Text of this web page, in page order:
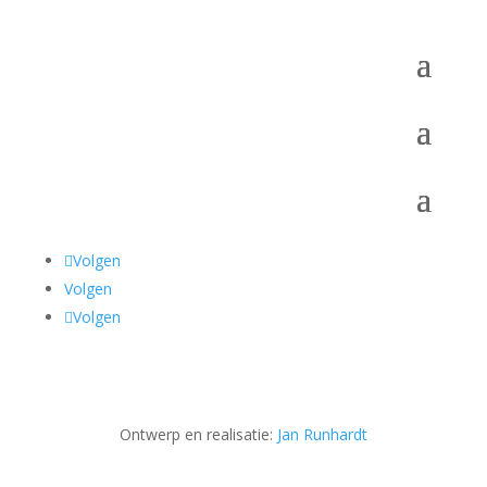
Volgen
Volgen
Volgen
Ontwerp en realisatie: Jan Runhardt